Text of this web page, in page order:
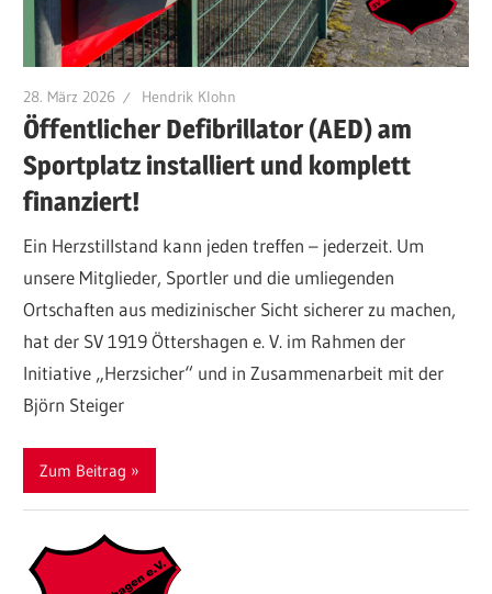
28. März 2026 Hendrik Klohn
Öffentlicher Defibrillator (AED) am
Sportplatz installiert und komplett
finanziert!
Ein Herzstillstand kann jeden treffen – jederzeit. Um
unsere Mitglieder, Sportler und die umliegenden
Ortschaften aus medizinischer Sicht sicherer zu machen,
hat der SV 1919 Öttershagen e. V. im Rahmen der
Initiative „Herzsicher“ und in Zusammenarbeit mit der
Björn Steiger
Zum Beitrag